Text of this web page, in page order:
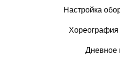
Настройка
Хореография
Дневное